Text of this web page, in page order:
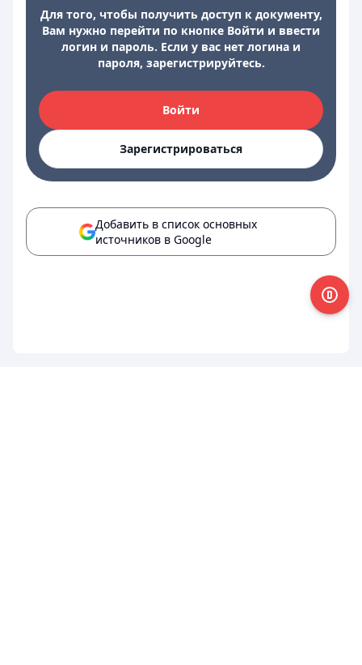
Для того, чтобы получить доступ к документу,
Вам нужно перейти по кнопке Войти и ввести
логин и пароль. Если у вас нет логина и
пароля, зарегистрируйтесь.
Войти
Зарегистрироваться
Добавить в список основных
источников в Google